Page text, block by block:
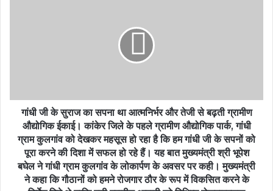
गांधी जी के सुराज का सपना था आत्मनिर्भर और तेजी से बढ़ती ग्रामीण
औद्योगिक ईकाई। कांकेर जिले के पहले ग्रामीण औद्योगिक पार्क, गांधी
ग्राम कुलगांव को देखकर महसूस हो रहा है कि हम गांधी जी के सपनों को
पूरा करने की दिशा में सफल हो रहे हैं। यह बात मुख्यमंत्री श्री भूपेश
बघेल ने गांधी ग्राम कुलगांव के लोकार्पण के अवसर पर कही। मुख्यमंत्री
ने कहा कि गौठानों को हमने रोजगार ठौर के रूप में विकसित करने के